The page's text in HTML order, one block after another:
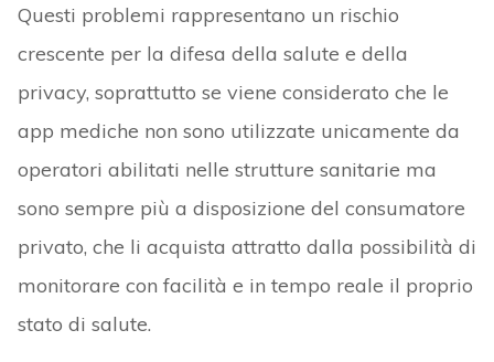
Questi problemi rappresentano un rischio
crescente per la difesa della salute e della
privacy, soprattutto se viene considerato che le
app mediche non sono utilizzate unicamente da
operatori abilitati nelle strutture sanitarie ma
sono sempre più a disposizione del consumatore
privato, che li acquista attratto dalla possibilità di
monitorare con facilità e in tempo reale il proprio
stato di salute.